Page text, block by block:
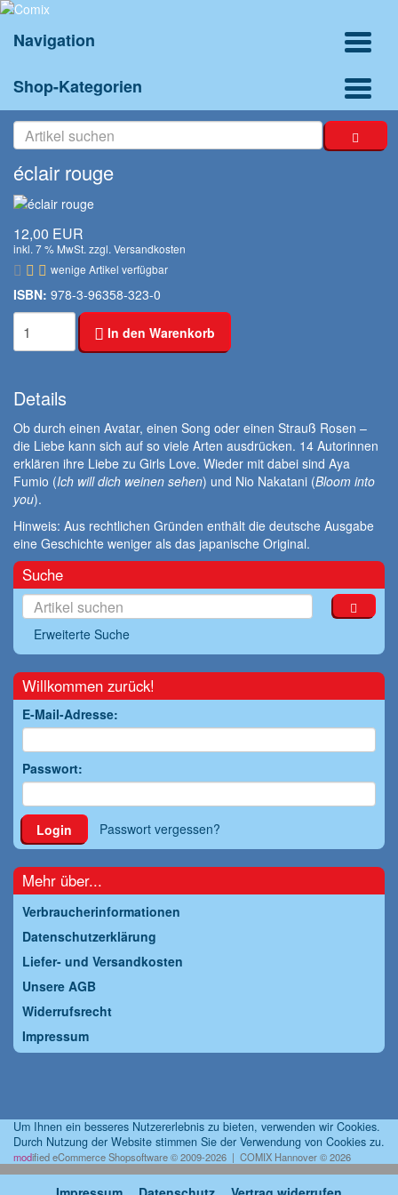
Navigation
Shop-Kategorien
éclair rouge
12,00 EUR
inkl. 7 % MwSt. zzgl. Versandkosten
wenige Artikel verfügbar
ISBN: 978-3-96358-323-0
In den Warenkorb
Details
Ob durch einen Avatar, einen Song oder einen Strauß Rosen –
die Liebe kann sich auf so viele Arten ausdrücken. 14 Autorinnen
erklären ihre Liebe zu Girls Love. Wieder mit dabei sind Aya
Fumio (Ich will dich weinen sehen) und Nio Nakatani (Bloom into
you).
Hinweis: Aus rechtlichen Gründen enthält die deutsche Ausgabe
eine Geschichte weniger als das japanische Original.
Suche
Erweiterte Suche
Willkommen zurück!
E-Mail-Adresse:
Passwort:
Login Passwort vergessen?
Mehr über...
Verbraucherinformationen
Datenschutzerklärung
Liefer- und Versandkosten
Unsere AGB
Widerrufsrecht
Impressum
Um Ihnen ein besseres Nutzererlebnis zu bieten, verwenden wir Cookies.
Durch Nutzung der Website stimmen Sie der Verwendung von Cookies zu.
modified eCommerce Shopsoftware © 2009-2026 | COMIX Hannover © 2026